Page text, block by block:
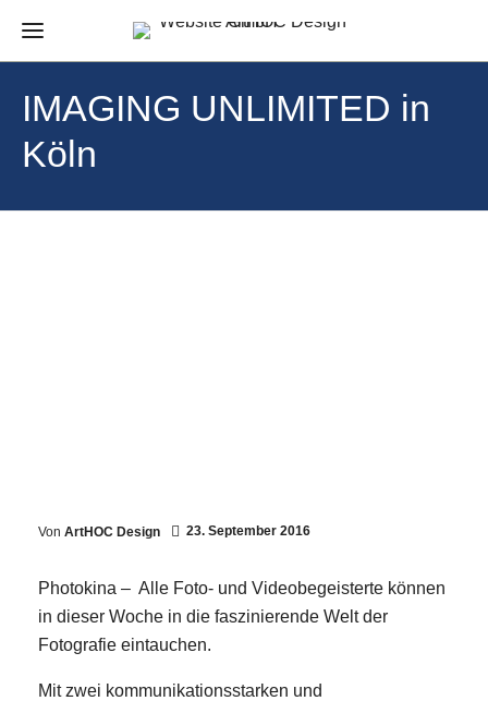
IMAGING UNLIMITED in
Köln
Von ArtHOC Design 23. September 2016
Photokina – Alle Foto- und Videobegeisterte können
in dieser Woche in die faszinierende Welt der
Fotografie eintauchen.
Mit zwei kommunikationsstarken und